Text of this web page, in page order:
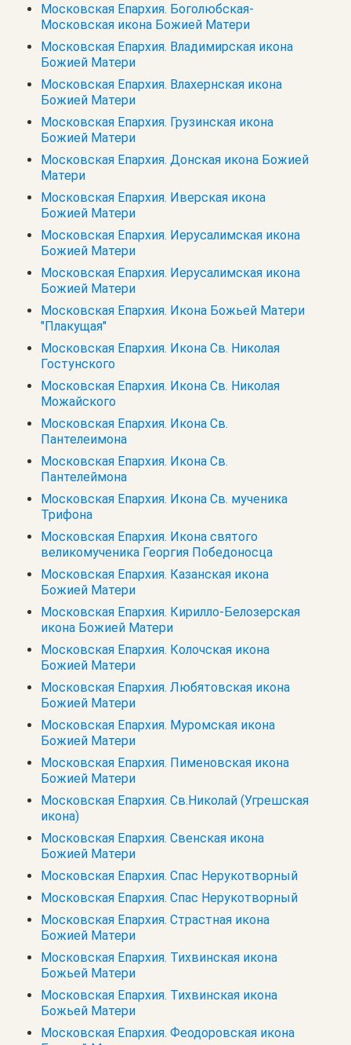
Московская Епархия. Боголюбская-
Московская икона Божией Матери
Московская Епархия. Владимирская икона
Божией Матери
Московская Епархия. Влахернская икона
Божией Матери
Московская Епархия. Грузинская икона
Божией Матери
Московская Епархия. Донская икона Божией
Матери
Московская Епархия. Иверская икона
Божией Матери
Московская Епархия. Иерусалимская икона
Божией Матери
Московская Епархия. Иерусалимская икона
Божией Матери
Московская Епархия. Икона Божьей Матери
"Плакущая"
Московская Епархия. Икона Св. Николая
Гостунского
Московская Епархия. Икона Св. Николая
Можайского
Московская Епархия. Икона Св.
Пантелеимона
Московская Епархия. Икона Св.
Пантелеймона
Московская Епархия. Икона Св. мученика
Трифона
Московская Епархия. Икона святого
великомученика Георгия Победоносца
Московская Епархия. Казанская икона
Божией Матери
Московская Епархия. Кирилло-Белозерская
икона Божией Матери
Московская Епархия. Колочская икона
Божией Матери
Московская Епархия. Любятовская икона
Божией Матери
Московская Епархия. Муромская икона
Божией Матери
Московская Епархия. Пименовская икона
Божией Матери
Московская Епархия. Св.Николай (Угрешская
икона)
Московская Епархия. Свенская икона
Божией Матери
Московская Епархия. Спас Нерукотворный
Московская Епархия. Спас Нерукотворный
Московская Епархия. Страстная икона
Божией Матери
Московская Епархия. Тихвинская икона
Божьей Матери
Московская Епархия. Тихвинская икона
Божьей Матери
Московская Епархия. Феодоровская икона